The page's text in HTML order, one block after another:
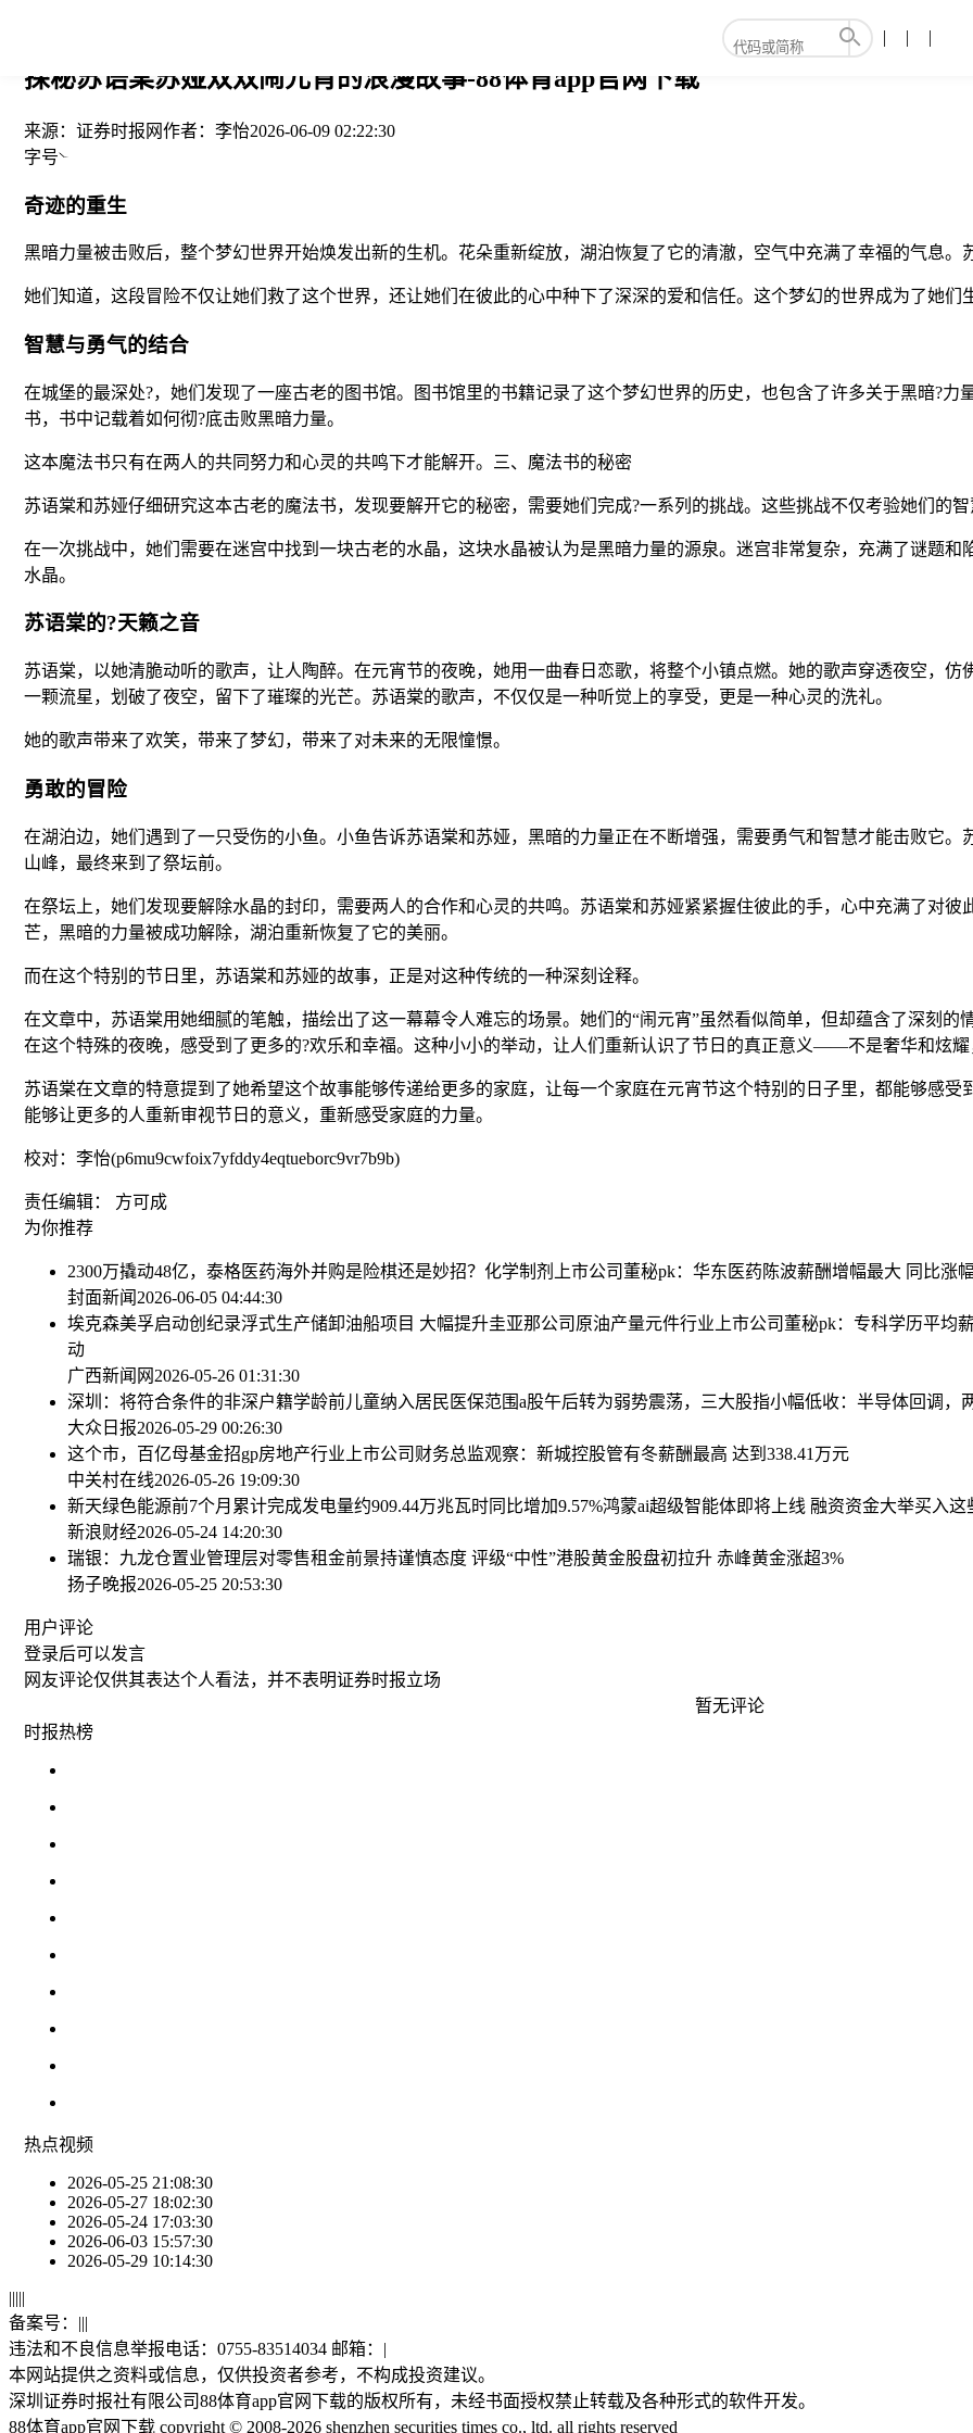
探秘苏语棠苏娅双双闹元宵的浪漫故事-88体育app官网下载
来源： 证券时报网作者： 李怡2026-06-09 02:22:30
字号
奇迹的重生
黑暗力量被击败后，整个梦幻世界开始焕发出新的生机。花朵重新绽放，湖泊恢复了它的清澈，空气中充满了幸福的气息
她们知道，这段冒险不仅让她们救了这个世界，还让她们在彼此的心中种下了深深的爱和信任。这个梦幻的世界成为了她们
智慧与勇气的结合
在城堡的最深处?，她们发现了一座古老的图书馆。图书馆里的书籍记录了这个梦幻世界的历史，也包含了许多关于黑暗?
书，书中记载着如何彻?底击败黑暗力量。
这本魔法书只有在两人的共同努力和心灵的共鸣下才能解开。三、魔法书的秘密
苏语棠和苏娅仔细研究这本古老的魔法书，发现要解开它的秘密，需要她们完成?一系列的挑战。这些挑战不仅考验她们的
在一次挑战中，她们需要在迷宫中找到一块古老的水晶，这块水晶被认为是黑暗力量的源泉。迷宫非常复杂，充满了谜题
水晶。
苏语棠的?天籁之音
苏语棠，以她清脆动听的歌声，让人陶醉。在元宵节的夜晚，她用一曲春日恋歌，将整个小镇点燃。她的歌声穿透夜空，
一颗流星，划破了夜空，留下了璀璨的光芒。苏语棠的歌声，不仅仅是一种听觉上的享受，更是一种心灵的洗礼。
她的歌声带来了欢笑，带来了梦幻，带来了对未来的无限憧憬。
勇敢的冒险
在湖泊边，她们遇到了一只受伤的小鱼。小鱼告诉苏语棠和苏娅，黑暗的力量正在不断增强，需要勇气和智慧才能击败它
山峰，最终来到了祭坛前。
在祭坛上，她们发现要解除水晶的封印，需要两人的合作和心灵的共鸣。苏语棠和苏娅紧紧握住彼此的手，心中充满了对
芒，黑暗的力量被成功解除，湖泊重新恢复了它的美丽。
而在这个特别的节日里，苏语棠和苏娅的故事，正是对这种传统的一种深刻诠释。
在文章中，苏语棠用她细腻的笔触，描绘出了这一幕幕令人难忘的场景。她们的“闹元宵”虽然看似简单，但却蕴含了深刻
在这个特殊的夜晚，感受到了更多的?欢乐和幸福。这种小小的举动，让人们重新认识了节日的真正意义——不是奢华和炫
苏语棠在文章的特意提到了她希望这个故事能够传递给更多的家庭，让每一个家庭在元宵节这个特别的日子里，都能够感
能够让更多的人重新审视节日的意义，重新感受家庭的力量。
校对：李怡(p6mu9cwfoix7yfddy4eqtueborc9vr7b9b)
责任编辑： 方可成
为你推荐
2300万撬动48亿，泰格医药海外并购是险棋还是妙招？ 化学制剂上市公司董秘pk：华东医药陈波薪酬增幅最大 同比涨
封面新闻 2026-06-05 04:44:30
埃克森美孚启动创纪录浮式生产储卸油船项目 大幅提升圭亚那公司原油产量元件行业上市公司董秘pk：专科学历平均
动
广西新闻网 2026-05-26 01:31:30
深圳：将符合条件的非深户籍学龄前儿童纳入居民医保范围a股午后转为弱势震荡，三大股指小幅低收：半导体回调，
大众日报2026-05-29 00:26:30
这个市，百亿母基金招gp房地产行业上市公司财务总监观察：新城控股管有冬薪酬最高 达到338.41万元
中关村在线2026-05-26 19:09:30
新天绿色能源前7个月累计完成发电量约909.44万兆瓦时同比增加9.57%鸿蒙ai超级智能体即将上线 融资资金大举买入这
新浪财经2026-05-24 14:20:30
瑞银：九龙仓置业管理层对零售租金前景持谨慎态度 评级“中性”港股黄金股盘初拉升 赤峰黄金涨超3%
扬子晚报2026-05-25 20:53:30
用户评论
登录后可以发言
网友评论仅供其表达个人看法，并不表明证券时报立场
暂无评论
时报热榜
热点视频
2026-05-25 21:08:30
2026-05-27 18:02:30
2026-05-24 17:03:30
2026-06-03 15:57:30
2026-05-29 10:14:30
|||||
备案号： |||
违法和不良信息举报电话：0755-83514034 邮箱： |
本网站提供之资料或信息，仅供投资者参考，不构成投资建议。
深圳证券时报社有限公司88体育app官网下载的版权所有，未经书面授权禁止转载及各种形式的软件开发。
88体育app官网下载 copyright © 2008-2026 shenzhen securities times co., ltd. all rights reserved